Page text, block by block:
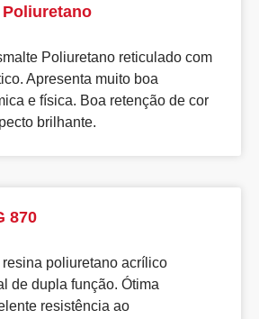
Poliuretano reticulado com
Apresenta muito boa
e física. Boa retenção de cor
brilhante.
870
poliuretano acrílico
de dupla função. Ótima
resistência ao